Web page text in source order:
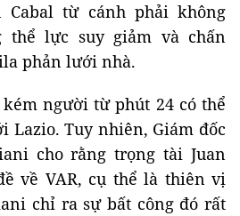
Cabal từ cánh phải không
thể lực suy giảm và chấn
phản lưới nhà.
người từ phút 24 có thể
Lazio. Tuy nhiên, Giám đốc
cho rằng trọng tài Juan
về VAR, cụ thể là thiên vị
chỉ ra sự bất công đó rất